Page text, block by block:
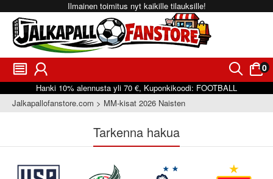
Ilmainen toimitus nyt kaikille tilauksille!
󰂩 󰃳 󰂨 0
󰃠
Hanki 10% alennusta yli 70 €, Kuponkikoodi: FOOTBALL
Jalkapallofanstore.com
MM-kisat 2026 Naisten
Tarkenna hakua